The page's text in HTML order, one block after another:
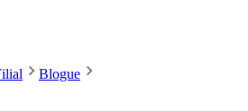
Blogue